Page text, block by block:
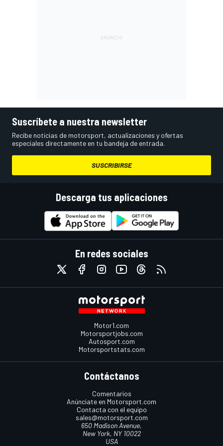
Suscríbete a nuestra newsletter
Recibe noticias de motorsport, actualizaciones y ofertas
especiales directamente en tu bandeja de entrada.
SUSCRIBIRSE
Descarga tus aplicaciones
En redes sociales
Motor1.com
Motorsportjobs.com
Autosport.com
Motorsportstats.com
Contáctanos
Comentarios
Anúnciate en Motorsport.com
Contacta con el equipo
sales@motorsport.com
650 Madison Avenue,
New York, NY 10022
USA